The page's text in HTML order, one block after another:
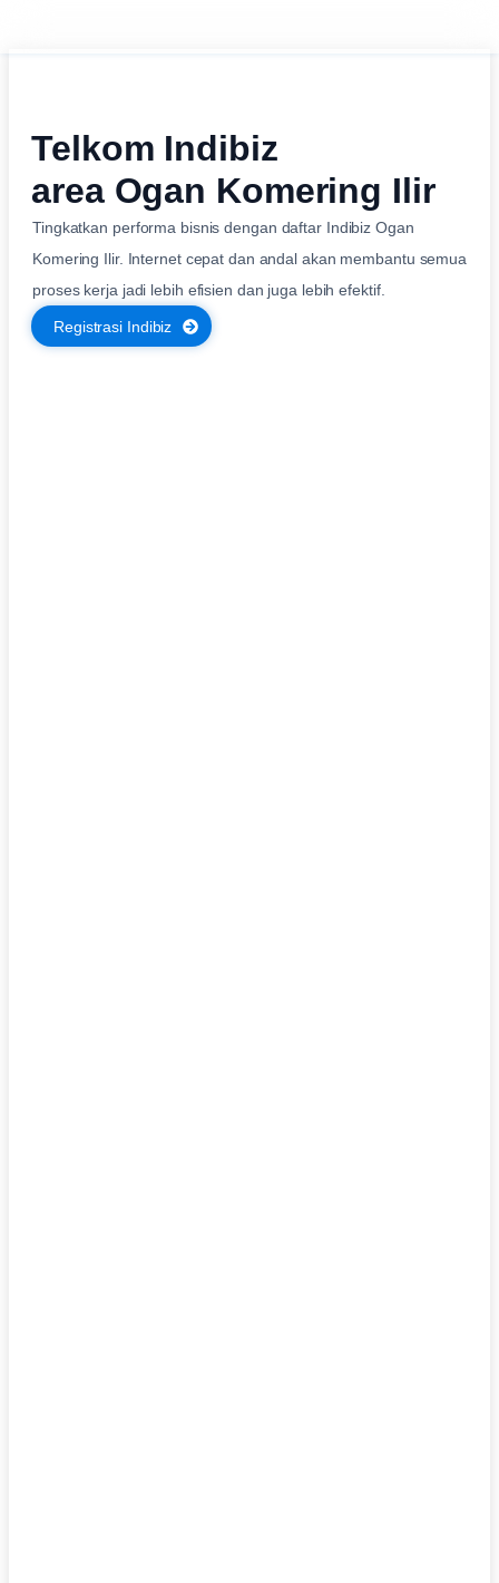
Telkom Indibiz
area Ogan Komering Ilir
Tingkatkan performa bisnis dengan daftar Indibiz Ogan
Komering Ilir. Internet cepat dan andal akan membantu semua
proses kerja jadi lebih efisien dan juga lebih efektif.
Registrasi Indibiz